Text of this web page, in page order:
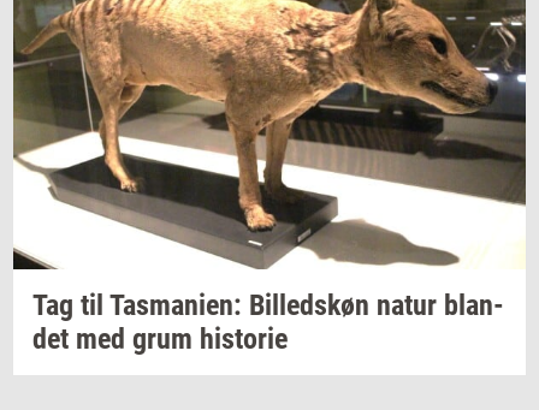
Tag til Tas­ma­ni­en: Bil­leds­køn natur blan­
det med grum hi­sto­rie